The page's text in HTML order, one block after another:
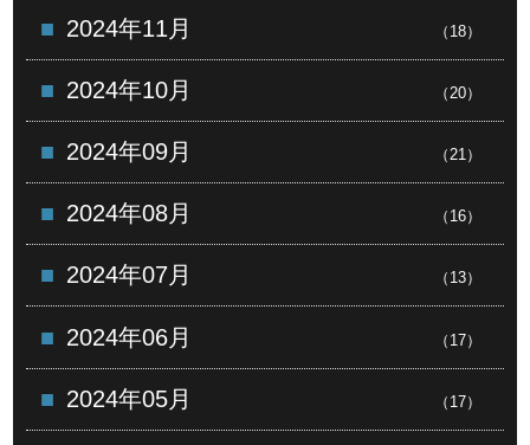
2024年11月 （18）
2024年10月 （20）
2024年09月 （21）
2024年08月 （16）
2024年07月 （13）
2024年06月 （17）
2024年05月 （17）